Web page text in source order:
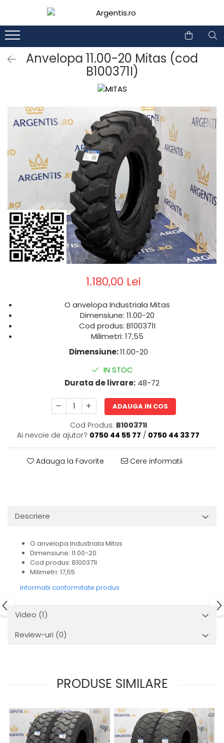
Anvelopa 11.00-20 Mitas (cod
B100371I)
1.180,00 Lei
O anvelopa Industriala Mitas
Dimensiune: 11.00-20
Cod produs: B100371I
Milimetri: 17,55
Dimensiune:11.00-20
IN STOC
Durata de livrare: 48-72
ADAUGA IN COS
Cod Produs: B100371I
Ai nevoie de ajutor? 0750 44 55 77 / 0750 44 33 77
Adauga la Favorite Cere informatii
Descriere
O anvelopa Industriala Mitas
Dimensiune: 11.00-20
Cod produs: B100371I
Milimetri: 17,55
Informatii conformitate produs
Video (1)
Review-uri (0)
PRODUSE SIMILARE